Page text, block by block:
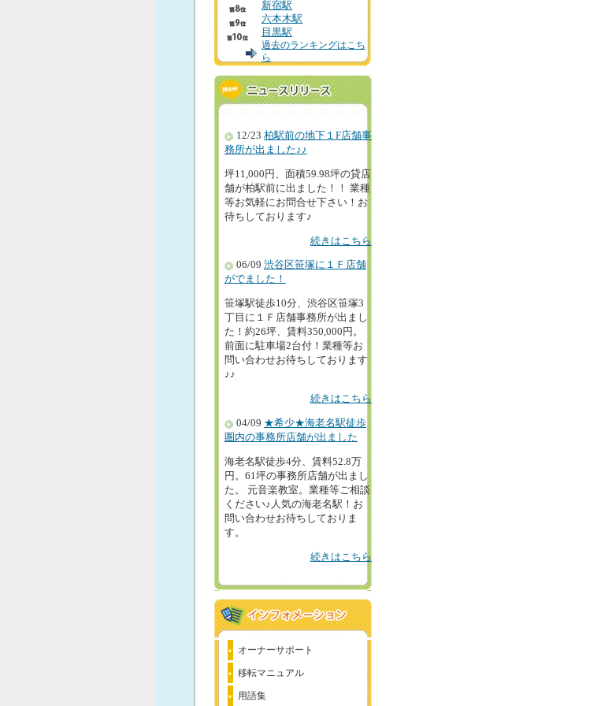
新宿駅
六本木駅
目黒駅
過去のランキングはこち
ら
12/23 柏駅前の地下１F店舗事
務所が出ました♪♪
坪11,000円、面積59.98坪の貸店
舗が柏駅前に出ました！！ 業種
等お気軽にお問合せ下さい！お
待ちしております♪
続きはこちら
06/09 渋谷区笹塚に１Ｆ店舗
がでました！
笹塚駅徒歩10分、渋谷区笹塚3
丁目に１Ｆ店舗事務所が出まし
た！約26坪、賃料350,000円。
前面に駐車場2台付！業種等お
問い合わせお待ちしております
♪♪
続きはこちら
04/09 ★希少★海老名駅徒歩
圏内の事務所店舗が出ました
海老名駅徒歩4分、賃料52.8万
円。61坪の事務所店舗が出まし
た。 元音楽教室。業種等ご相談
ください♪人気の海老名駅！お
問い合わせお待ちしておりま
す。
続きはこちら
オーナーサポート
移転マニュアル
用語集